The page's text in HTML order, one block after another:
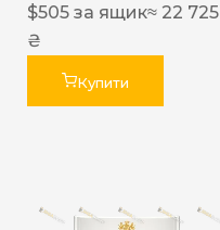
$505 за ящик≈ 22 725
₴
Купити